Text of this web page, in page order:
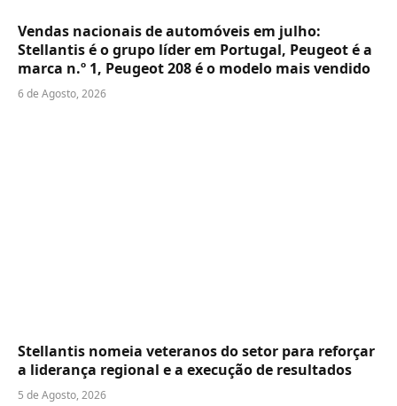
Vendas nacionais de automóveis em julho:
Stellantis é o grupo líder em Portugal, Peugeot é a
marca n.º 1, Peugeot 208 é o modelo mais vendido
6 de Agosto, 2026
Stellantis nomeia veteranos do setor para reforçar
a liderança regional e a execução de resultados
5 de Agosto, 2026